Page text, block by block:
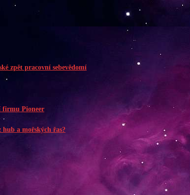
zpět pracovní sebevědomí
firmu Pioneer
hub a mořských řas?